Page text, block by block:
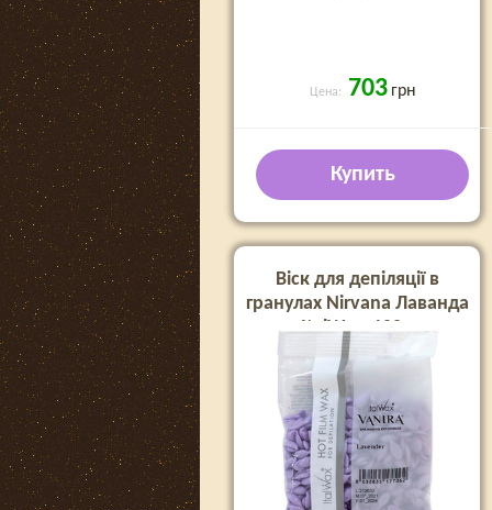
Цена: 703 грн
Купить
Віск для депіляції в
гранулах Nirvana Лаванда
ItalWax, 100 г